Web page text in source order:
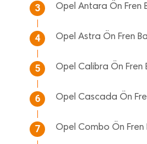
3 Opel Antara Ön Fren
4 Opel Astra Ön Fren
5 Opel Calibra Ön Fren
6 Opel Cascada Ön
7 Opel Combo Ön Fren